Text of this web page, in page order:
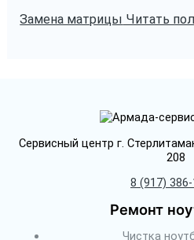
Замена матрицы Читать
Сервисный центр г.
208
8 (917)
Ремонт
Чистка